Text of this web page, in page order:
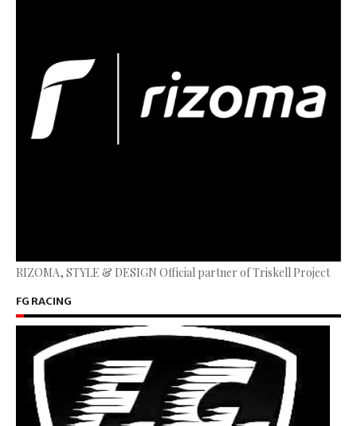
RIZOMA, STYLE & DESIGN Official partner of Triskell Project
FG RACING